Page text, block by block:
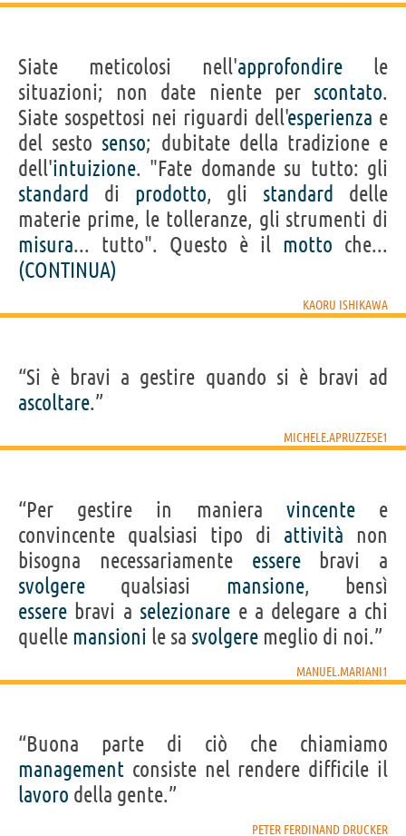
Siate meticolosi nell'approfondire le
situazioni; non date niente per scontato.
Siate sospettosi nei riguardi dell'esperienza e
del sesto senso; dubitate della tradizione e
dell'intuizione. "Fate domande su tutto: gli
standard di prodotto, gli standard delle
materie prime, le tolleranze, gli strumenti di
misura... tutto". Questo è il motto che...
(CONTINUA)
KAORU ISHIKAWA
“Si è bravi a gestire quando si è bravi ad
ascoltare.”
MICHELE.APRUZZESE1
“Per gestire in maniera vincentee
convincente qualsiasi tipo di attività non
bisogna necessariamente esserebravi a
svolgere qualsiasi mansione, bensì
essere bravi a selezionare e a delegare a chi
quelle mansioni le sa svolgere meglio di noi.”
MANUEL.MARIANI1
“Buona parte di ciò che chiamiamo
management consiste nel rendere difficile il
lavoro della gente.”
PETER FERDINAND DRUCKER